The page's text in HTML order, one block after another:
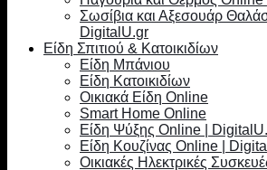
Σωσίβια και Αξεσουάρ
DigitalU.gr
Είδη Σπιτιού & Κατοικιδίων
Είδη Μπάνιου
Είδη Κατοικιδίων
Οικιακά Είδη Online
Smart Home Online
Είδη Ψύξης Online |
Είδη Κουζίνας Online |
Οικιακές Ηλεκτρικές